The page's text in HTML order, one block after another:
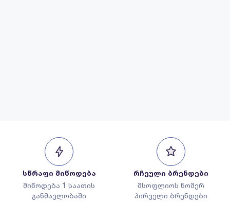
სწრაფი მიწოდება
მიწოდება 1 საათის
განმავლობაში
რჩეული ბრენდები
მსოფლიოს ნომერ
პირველი ბრენდები